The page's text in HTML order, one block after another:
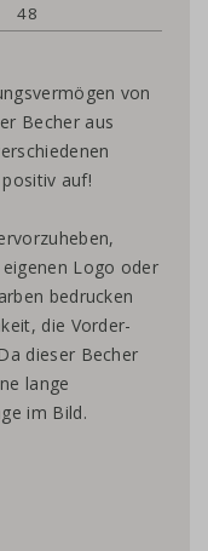
48
von
Becher aus
auf!
Logo oder
bedrucken
die Vorder-
dieser Becher
lange
im Bild.